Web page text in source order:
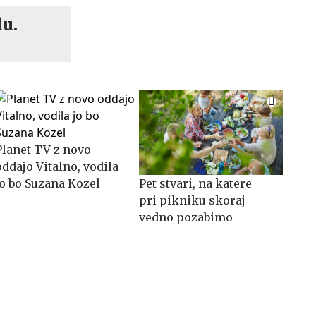
TV z novo
Vitalno, vodila
bo Suzana Kozel
Pet stvari, na katere
pri pikniku skoraj
vedno pozabimo